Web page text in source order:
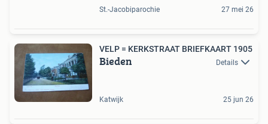
St.-Jacobiparochie 27 mei 26
VELP = KERKSTRAAT BRIEFKAART 1905
Bieden Details
Katwijk 25 jun 26